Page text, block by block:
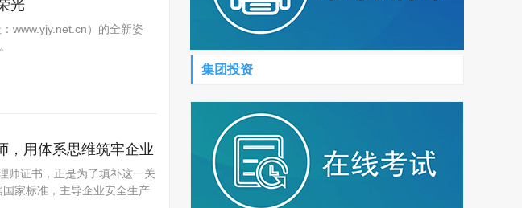
光
www.yjy.net.cn）的全新姿
，用体系思维筑牢企业
师证书，正是为了填补这一关
家标准，主导企业安全生产
集团投资